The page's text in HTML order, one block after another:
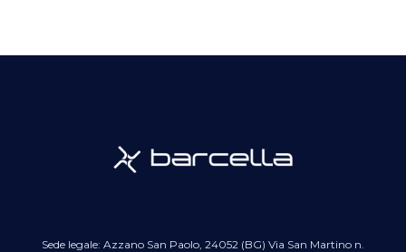
Sede legale: Azzano San Paolo, 24052 (BG) Via San Martino n.